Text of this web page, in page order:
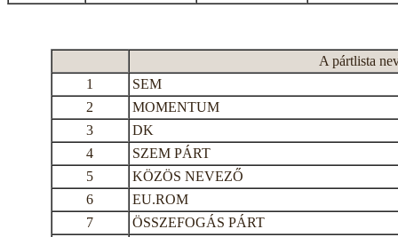
A pártlista
1
SEM
2
MOMENTUM
3
DK
4
SZEM PÁRT
5
KÖZÖS NEVEZŐ
6
EU.ROM
7
ÖSSZEFOGÁS PÁRT